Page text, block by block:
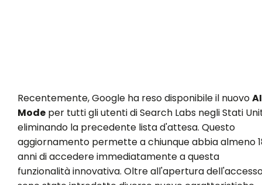
Recentemente, Google ha reso disponibile il nuovoAI
Modeper tutti gli utenti di Search Labs negli Stati
eliminando la precedente lista d'attesa. Questo
aggiornamento permette a chiunque abbia almeno
anni di accedere immediatamente a questa
funzionalità innovativa. Oltre all'apertura